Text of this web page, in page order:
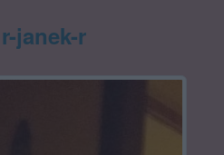
r-janek-r